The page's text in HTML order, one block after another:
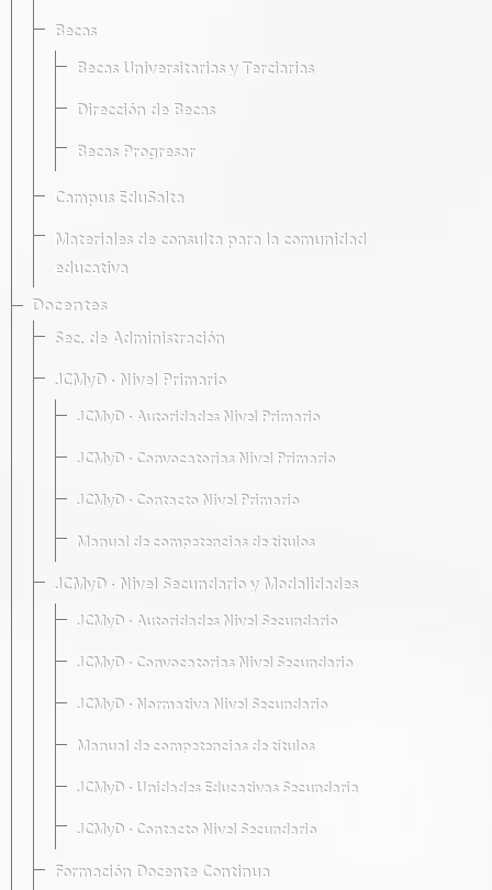
Becas
Becas Universitarias y Terciarias
Dirección de Becas
Becas Progresar
Campus EduSalta
Materiales de consulta para la comunidad
educativa
Docentes
Sec. de Administración
JCMyD · Nivel Primario
JCMyD · Autoridades Nivel Primario
JCMyD · Convocatorias Nivel Primario
JCMyD · Contacto Nivel Primario
Manual de competencias de títulos
JCMyD · Nivel Secundario y Modalidades
JCMyD · Autoridades Nivel Secundario
JCMyD · Convocatorias Nivel Secundario
JCMyD · Normativa Nivel Secundario
Manual de competencias de títulos
JCMyD · Unidades Educativas Secundaria
JCMyD · Contacto Nivel Secundario
Formación Docente Continua